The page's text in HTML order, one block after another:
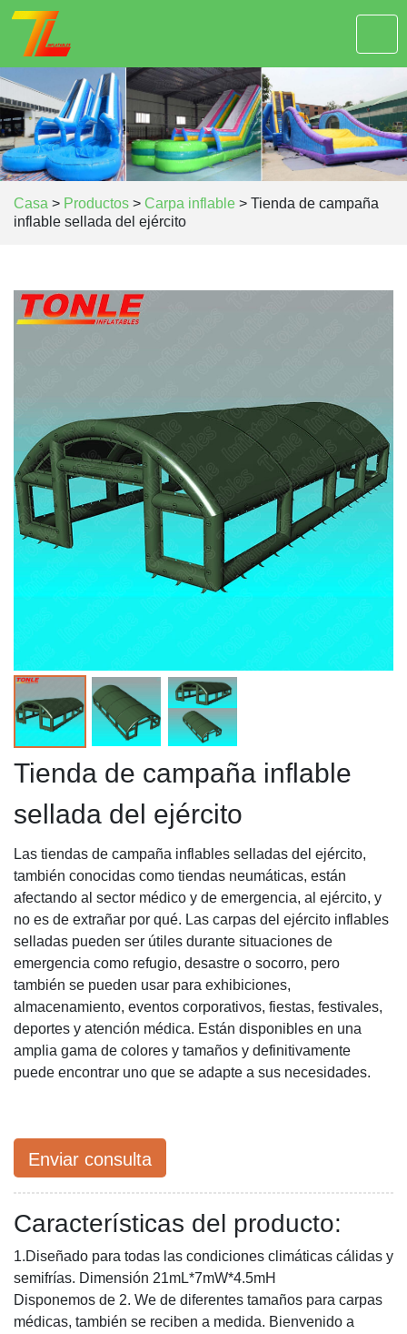
Casa > Productos > Carpa inflable > Tienda de campaña
inflable sellada del ejército
Tienda de campaña inflable
sellada del ejército
Las tiendas de campaña inflables selladas del ejército,
también conocidas como tiendas neumáticas, están
afectando al sector médico y de emergencia, al ejército, y
no es de extrañar por qué. Las carpas del ejército inflables
selladas pueden ser útiles durante situaciones de
emergencia como refugio, desastre o socorro, pero
también se pueden usar para exhibiciones,
almacenamiento, eventos corporativos, fiestas, festivales,
deportes y atención médica. Están disponibles en una
amplia gama de colores y tamaños y definitivamente
puede encontrar uno que se adapte a sus necesidades.
Enviar consulta
Características del producto:
1.Diseñado para todas las condiciones climáticas cálidas y
semifrías. Dimensión 21mL*7mW*4.5mH
Disponemos de 2. We de diferentes tamaños para carpas
médicas, también se reciben a medida. Bienvenido a